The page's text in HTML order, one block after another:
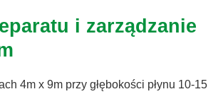
i zarządzanie
4m x 9m przy głębokości płynu 10-15